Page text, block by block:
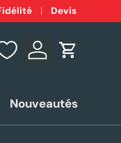
24-48h*Devis
Se connecter
Panier
Nouveautés